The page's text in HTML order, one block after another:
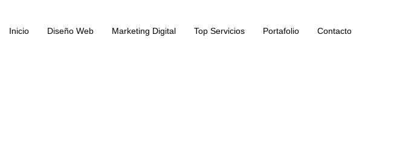
Inicio Diseño Web Marketing Digital Top Servicios Portafolio Contacto